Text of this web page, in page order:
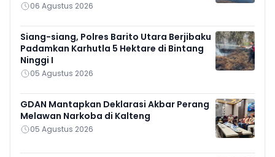
06 Agustus 2026
Siang-siang, Polres Barito Utara Berjibaku
Padamkan Karhutla 5 Hektare di Bintang
Ninggi I
05 Agustus 2026
GDAN Mantapkan Deklarasi Akbar Perang
Melawan Narkoba di Kalteng
05 Agustus 2026